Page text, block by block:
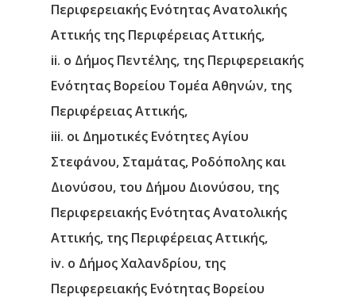
Περιφερειακής Ενότητας Ανατολικής
Αττικής της Περιφέρειας Αττικής,
ii. ο Δήμος Πεντέλης, της Περιφερειακής
Ενότητας Βορείου Τομέα Αθηνών, της
Περιφέρειας Αττικής,
iii. οι Δημοτικές Ενότητες Αγίου
Στεφάνου, Σταμάτας, Ροδόπολης και
Διονύσου, του Δήμου Διονύσου, της
Περιφερειακής Ενότητας Ανατολικής
Αττικής, της Περιφέρειας Αττικής,
iv. ο Δήμος Χαλανδρίου, της
Περιφερειακής Ενότητας Βορείου